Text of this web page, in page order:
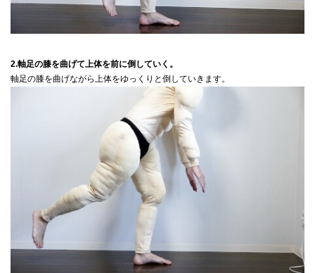
2.軸足の膝を曲げて上体を前に倒していく。
軸足の膝を曲げながら上体をゆっくりと倒していきます。